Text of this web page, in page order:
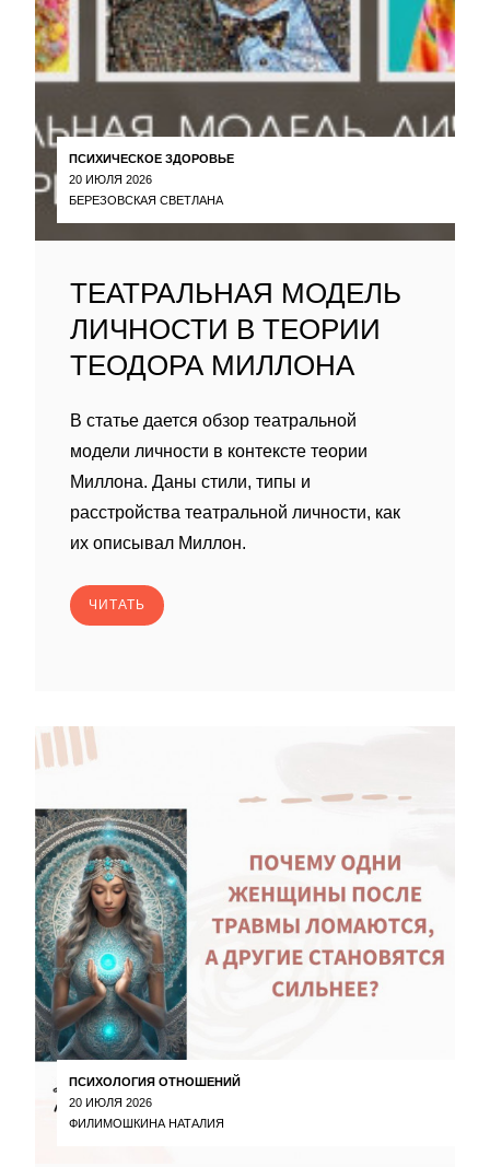
ПСИХИЧЕСКОЕ ЗДОРОВЬЕ
20 ИЮЛЯ 2026
БЕРЕЗОВСКАЯ СВЕТЛАНА
ТЕАТРАЛЬНАЯ МОДЕЛЬ
ЛИЧНОСТИ В ТЕОРИИ
ТЕОДОРА МИЛЛОНА
В статье дается обзор театральной
модели личности в контексте теории
Миллона. Даны стили, типы и
расстройства театральной личности, как
их описывал Миллон.
ЧИТАТЬ
ПСИХОЛОГИЯ ОТНОШЕНИЙ
20 ИЮЛЯ 2026
ФИЛИМОШКИНА НАТАЛИЯ